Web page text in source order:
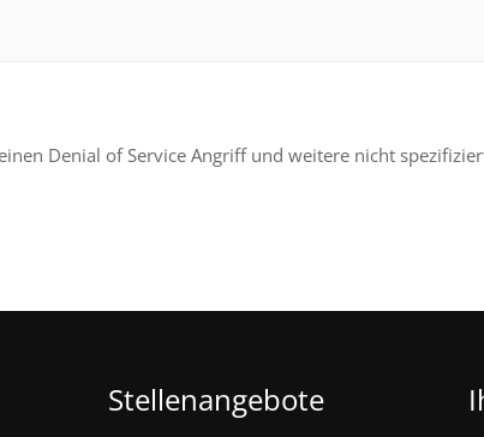
Denial of Service Angriff und weitere nicht
Stellenangebote